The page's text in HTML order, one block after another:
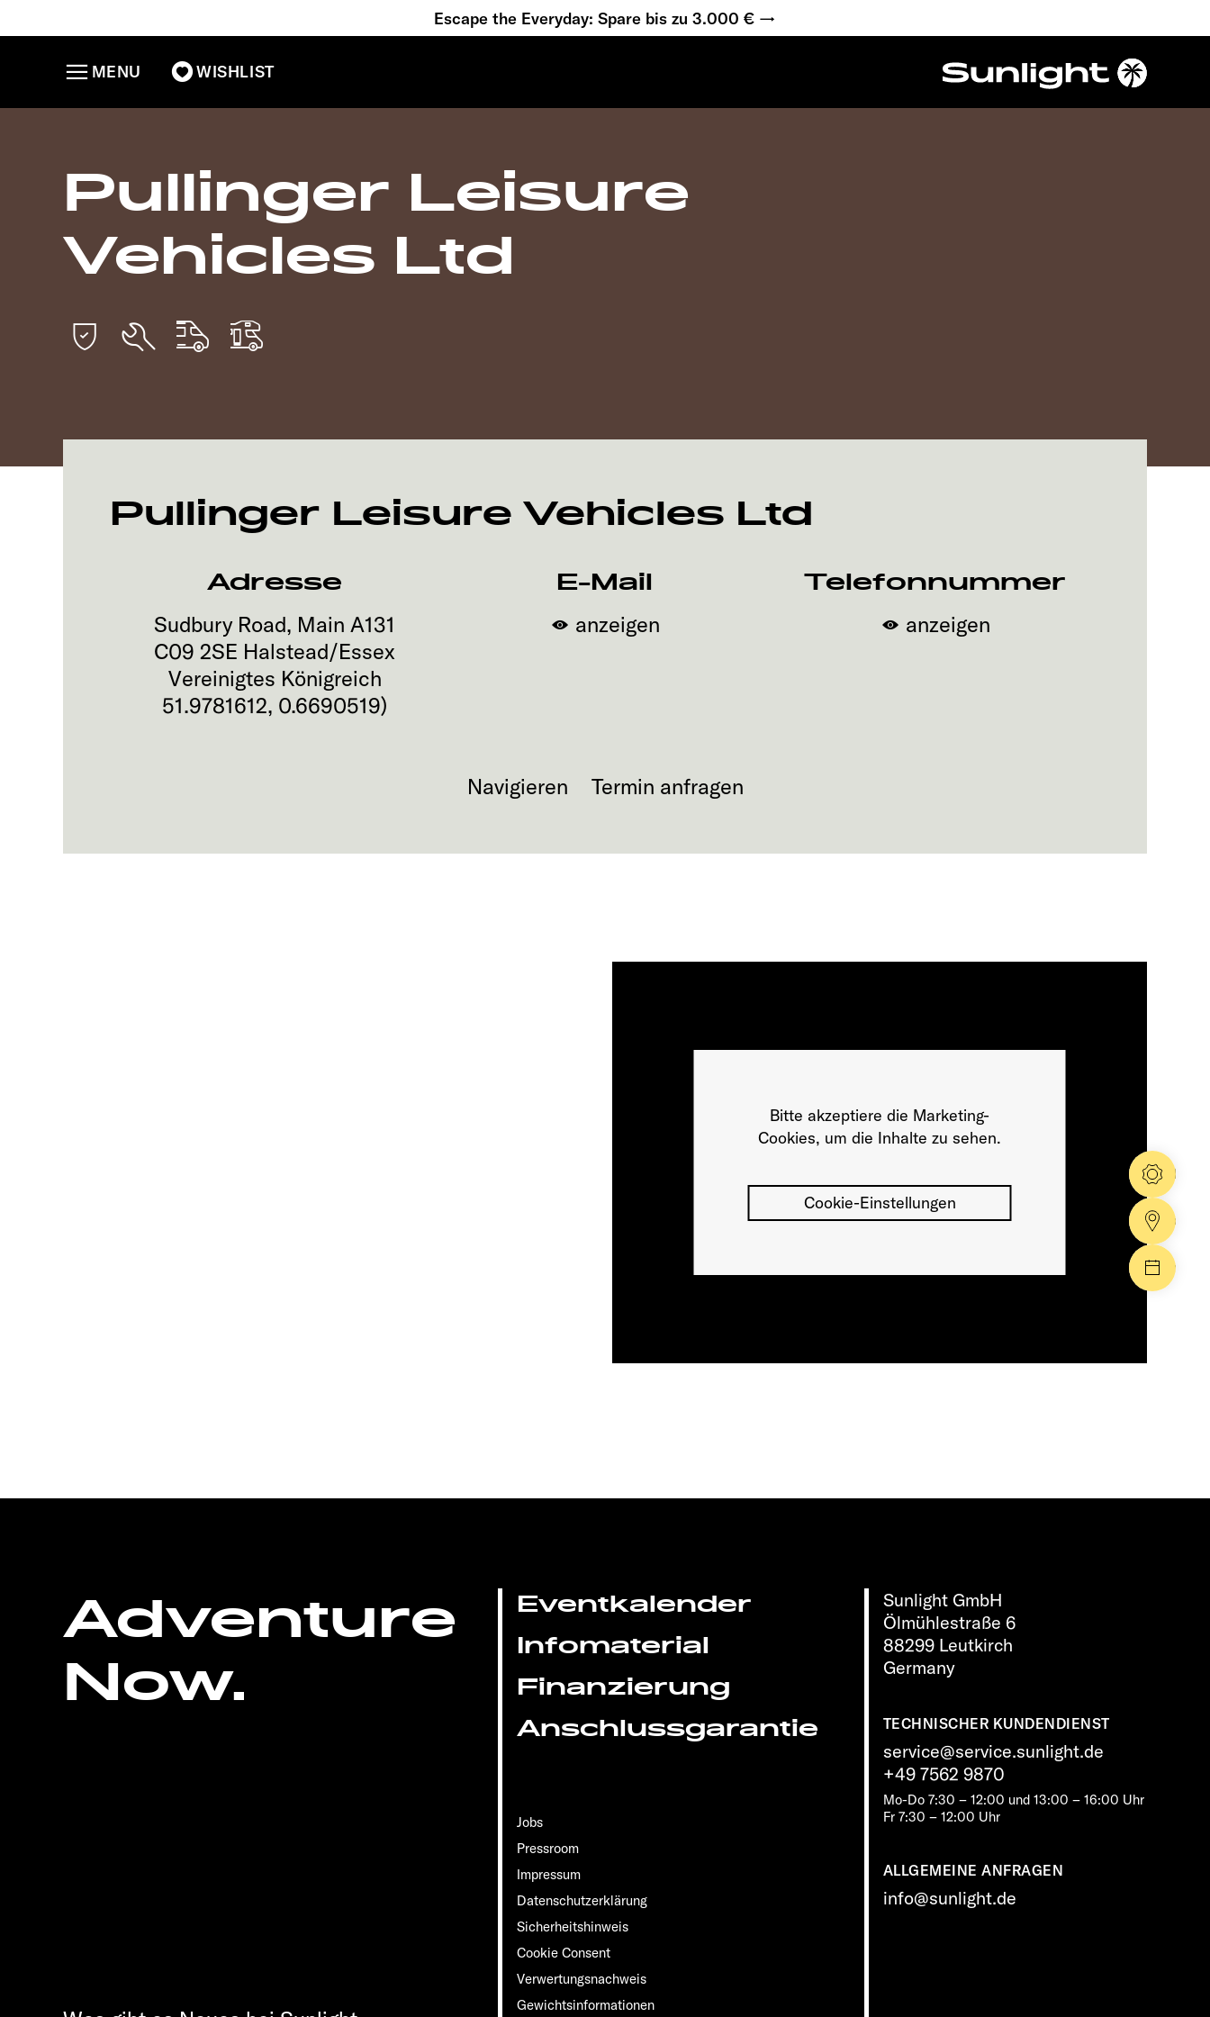
Escape the Everyday: Spare bis zu 3.000 € →
WISHLIST
MENU
Events
Pullinger Leisure
Vehicles Ltd
Pullinger Leisure Vehicles Ltd
Adresse
Sudbury Road, Main A131
C09 2SE Halstead/Essex
Vereinigtes Königreich
51.9781612, 0.6690519)
E-Mail
anzeigen
Telefonnummer
anzeigen
Navigieren Termin anfragen
Bitte akzeptiere die Marketing-
Cookies, um die Inhalte zu sehen.
Cookie-Einstellungen
Adventure
Now.
Sunlight GmbH
Ölmühlestraße 6
88299 Leutkirch
Germany
TECHNISCHER KUNDENDIENST
service@service.sunlight.de
+49 7562 9870
Mo-Do 7:30 – 12:00 und 13:00 – 16:00 Uhr
Fr 7:30 – 12:00 Uhr
ALLGEMEINE ANFRAGEN
info@sunlight.de
Eventkalender
Infomaterial
Finanzierung
Anschlussgarantie
Jobs
Pressroom
Impressum
Datenschutzerklärung
Sicherheitshinweis
Cookie Consent
Verwertungsnachweis
Gewichts­informationen